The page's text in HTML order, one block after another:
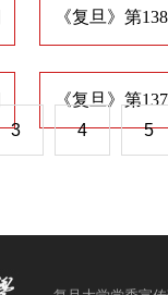
《复旦》第
《复旦》第
3 4 5